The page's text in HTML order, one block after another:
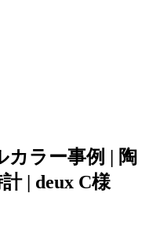
ラー事例 | 陶
| deux C様